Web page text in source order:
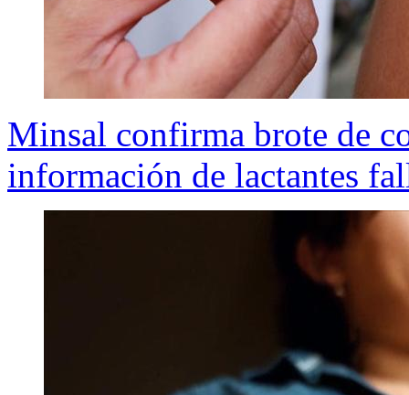
Minsal confirma brote de
información de lactantes